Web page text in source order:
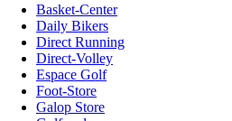
Basket-Center
Daily Bikers
Direct Running
Direct-Volley
Espace Golf
Foot-Store
Galop Store